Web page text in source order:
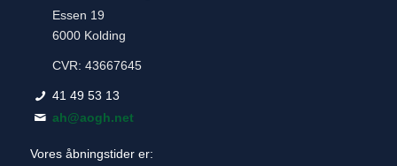
Essen 19
6000 Kolding
CVR: 43667645
41 49 53 13
ah@aogh.net
Vores åbningstider er: